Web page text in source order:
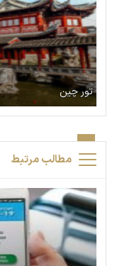
تور چین
مطالب مرتبط